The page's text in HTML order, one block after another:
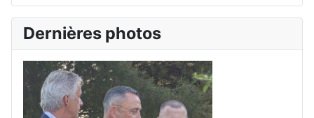
Dernières photos